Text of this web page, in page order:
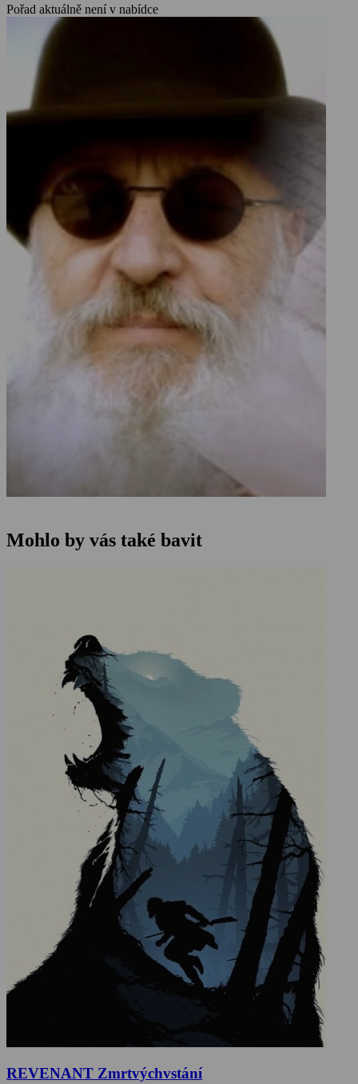
Pořad aktuálně není v nabídce
Mohlo by vás také bavit
REVENANT Zmrtvýchvstání